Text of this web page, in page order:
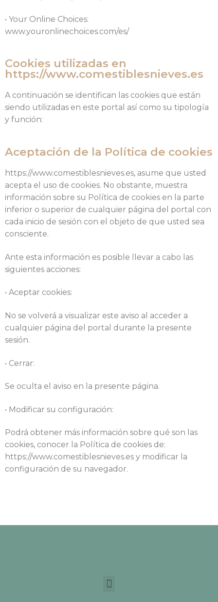
• Your Online Choices:
www.youronlinechoices.com/es/
Cookies utilizadas en
https://www.comestiblesnieves.es
A continuación se identifican las cookies que están
siendo utilizadas en este portal así como su tipología
y función:
Aceptación de la Política de cookies
https://www.comestiblesnieves.es, asume que usted
acepta el uso de cookies. No obstante, muestra
información sobre su Política de cookies en la parte
inferior o superior de cualquier página del portal con
cada inicio de sesión con el objeto de que usted sea
consciente.
Ante esta información es posible llevar a cabo las
siguientes acciones:
• Aceptar cookies:
No se volverá a visualizar este aviso al acceder a
cualquier página del portal durante la presente
sesión.
• Cerrar:
Se oculta el aviso en la presente página.
• Modificar su configuración:
Podrá obtener más información sobre qué son las
cookies, conocer la Política de cookies de:
https://www.comestiblesnieves.es y modificar la
configuración de su navegador.